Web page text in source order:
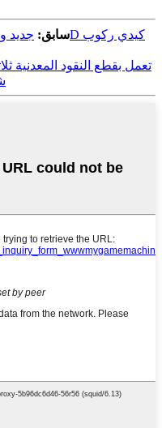
سابق: